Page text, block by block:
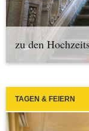
zu den
TAGEN & FEIERN